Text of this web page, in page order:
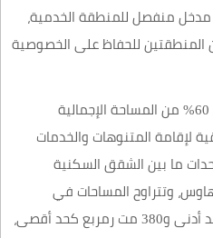
منفصل للمنطقة الخدمية،
المنطقتين للحفاظ على الخصوصية
قامت الشركة المطورة بتخصيص 60% من المساحة الإجمالية
لإقامة المتنوهات والخدمات
ما بين الشقق السكنية
وتتراوح المساحات في
الكمبوند ما بين 90 متر مربع كحد أدنى و380 مت رمربع كحد أقصى،